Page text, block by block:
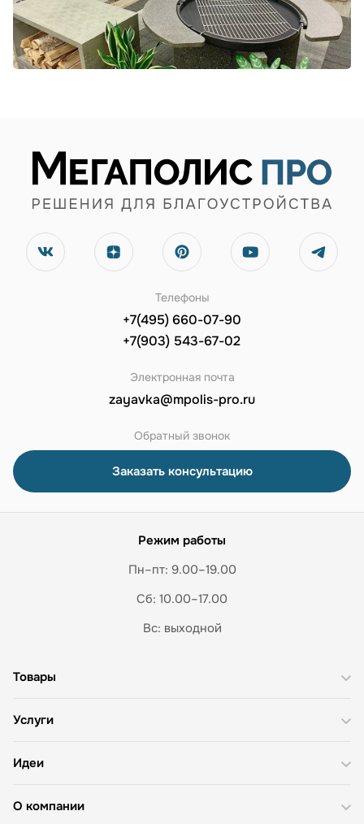
Телефоны
+7(495) 660-07-90
+7(903) 543-67-02
Электронная почта
zayavka@mpolis-pro.ru
Обратный звонок
Заказать консультацию
Режим работы
Пн–пт: 9.00–19.00
Сб: 10.00–17.00
Вс: выходной
О компании
Товары
Услуги
Идеи